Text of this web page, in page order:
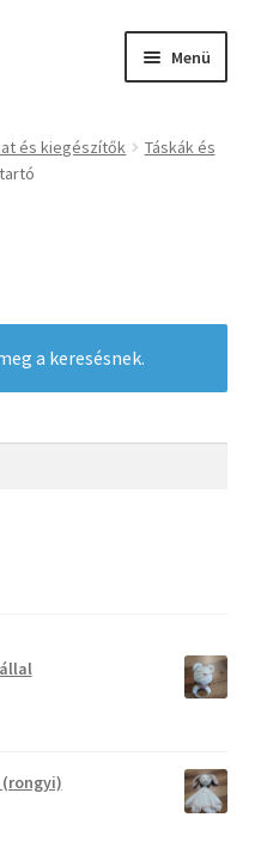
Menü
és kiegészítők
Táskák és
a keresésnek.